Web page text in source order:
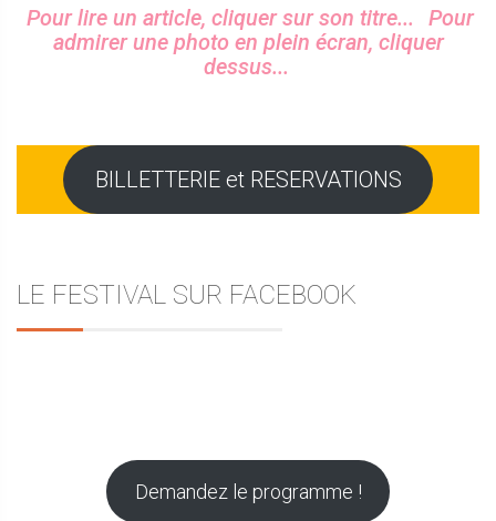
Sidebar
Pour lire un article, cliquer sur son titre...
Pour
admirer une photo en plein écran, cliquer
dessus...
BILLETTERIE et RESERVATIONS
LE FESTIVAL SUR FACEBOOK
Demandez le programme !